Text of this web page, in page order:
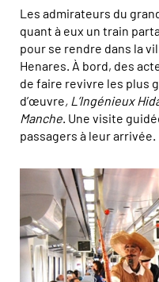
Les admirateurs du
quant à eux un train
pour se rendre dans la
Henares. À bord, des
de faire revivre les plus
d’œuvre, L’Ingénieux
Manche . Une visite
passagers à leur arrivée.